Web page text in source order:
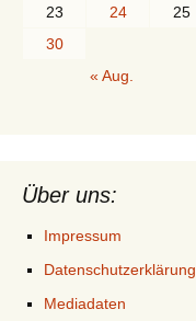
23
24 25
30
« Aug.
Über uns:
Impressum
Datenschutzerklärung
Mediadaten